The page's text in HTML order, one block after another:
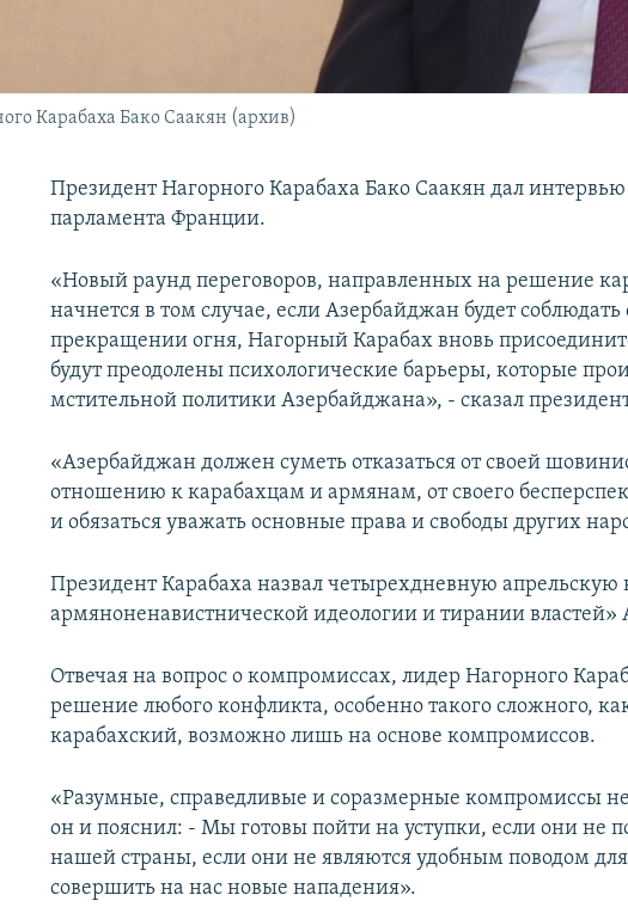
Карабаха Бако Саакян (архив)
Президент Нагорного Карабаха Бако Саакян дал интервью
парламента Франции.
«Новый раунд переговоров, направленных на решение
начнется в том случае, если Азербайджан будет соблюдать
прекращении огня, Нагорный Карабах вновь
будут преодолены психологические барьеры, которые
мстительной политики Азербайджана», - сказал
«Азербайджан должен суметь отказаться от своей
отношению к карабахцам и армянам, от своего
и обязаться уважать основные права и свободы других
Президент Карабаха назвал четырехдневную апрельскую
армяноненавистнической идеологии и тирании властей»
Отвечая на вопрос о компромиссах, лидер Нагорного
решение любого конфликта, особенно такого сложного,
карабахский, возможно лишь на основе компромиссов.
«Разумные, справедливые и соразмерные компромиссы
он и пояснил: - Мы готовы пойти на уступки, если они не
нашей страны, если они не являются удобным поводом
совершить на нас новые нападения».